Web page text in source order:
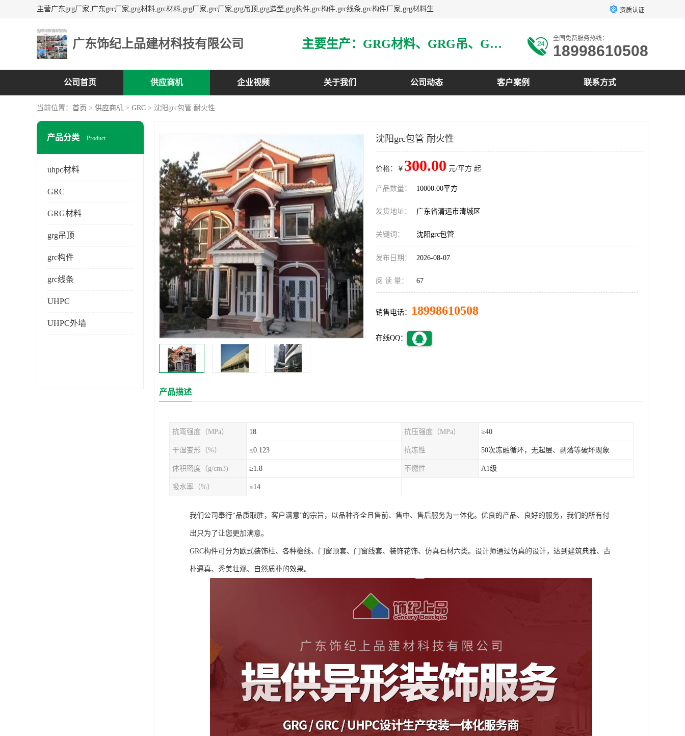
主营广东grg厂家,广东grc厂家,grg材料,grc材料,grg厂家,grc厂家,grg吊顶,grg造型,grg构件,grc构件,grc线条,grc构件厂家,grg材料生产厂家,grg材料定制,uhpc,uhpc厂家,uhpc外墙挂板,uhpc镂空幕墙板,3万平方厂房,如果您对我公司的产品服务感兴趣,请联系我们. 资质认证
广东饰纪上品建材科技有限公司 主要生产：GRG材料、GRG吊、GRG构件、GRG线条、GRG艺术造型、GRG吊材料等 全国免费服务热线：
18998610508
公司首页 供应商机 企业视频 关于我们 公司动态 客户案例 联系方式
当前位置： 首页 > 供应商机 > GRC > 沈阳grc包管 耐火性
产品分类 Product
uhpc材料
GRC
GRG材料
grg吊顶
grc构件
grc线条
UHPC
UHPC外墙
沈阳grc包管 耐火性
价格：￥ 300.00 元/平方 起
产品数量： 10000.00平方
发货地址： 广东省清远市清城区
关键词： 沈阳grc包管
发布日期： 2026-08-07
阅 读 量： 67
销售电话： 18998610508
在线QQ：
产品描述
抗弯强度（MPa） 18 抗压强度（MPa） ≥40
干湿变形（%） ≤0.123 抗冻性 50次冻融循环，无起层、剥落等破坏现象
体积密度（g/cm3) ≥1.8 不燃性 A1级
吸水率（%） ≤14
我们公司奉行“品质取胜，客户满意”的宗旨，以品种齐全且售前、售中、售后服务为一体化。优良的产品、良好的服务，我们的所有付
出只为了让您更加满意。
GRC构件可分为欧式装饰柱、各种檐线、门窗顶套、门窗线套、装饰花饰、仿真石材六类。设计师通过仿真的设计，达到建筑典雅、古
朴逼真、秀美壮观、自然质朴的效果。